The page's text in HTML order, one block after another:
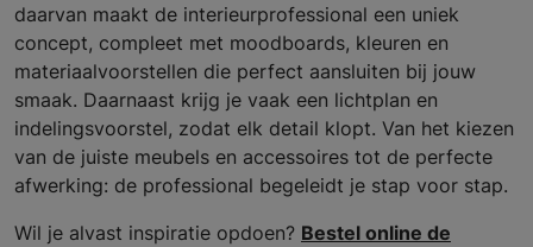
daarvan maakt de interieurprofessional een uniek
concept, compleet met moodboards, kleuren en
materiaalvoorstellen die perfect aansluiten bij jouw
smaak. Daarnaast krijg je vaak een lichtplan en
indelingsvoorstel, zodat elk detail klopt. Van het kiezen
van de juiste meubels en accessoires tot de perfecte
afwerking: de professional begeleidt je stap voor stap.
Wil je alvast inspiratie opdoen? Bestel online de